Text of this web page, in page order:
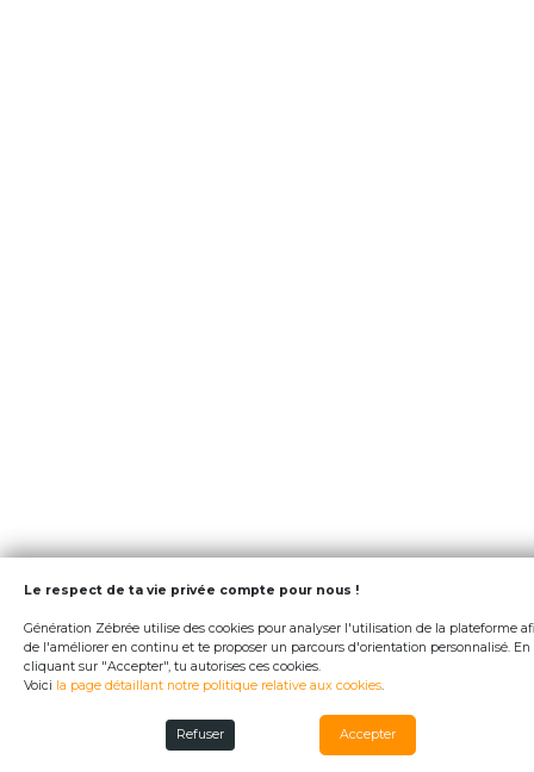
Le respect de ta vie privée compte pour nous !
Génération Zébrée utilise des cookies pour analyser l'utilisation de la plateforme
de l'améliorer en continu et te proposer un parcours d'orientation personnalisé. En
cliquant sur "Accepter", tu autorises ces cookies.
Voici la page détaillant notre politique relative aux cookies.
Refuser Accepter